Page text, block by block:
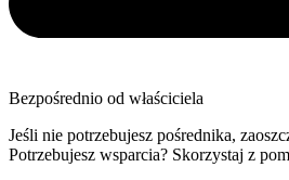
Bezpośrednio od właściciela
Jeśli nie potrzebujesz pośrednika,
Potrzebujesz wsparcia? Skorzystaj z